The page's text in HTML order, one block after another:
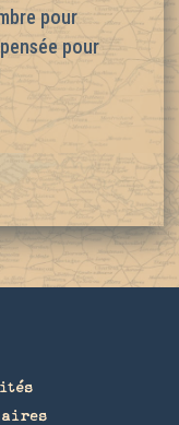
pour
pour